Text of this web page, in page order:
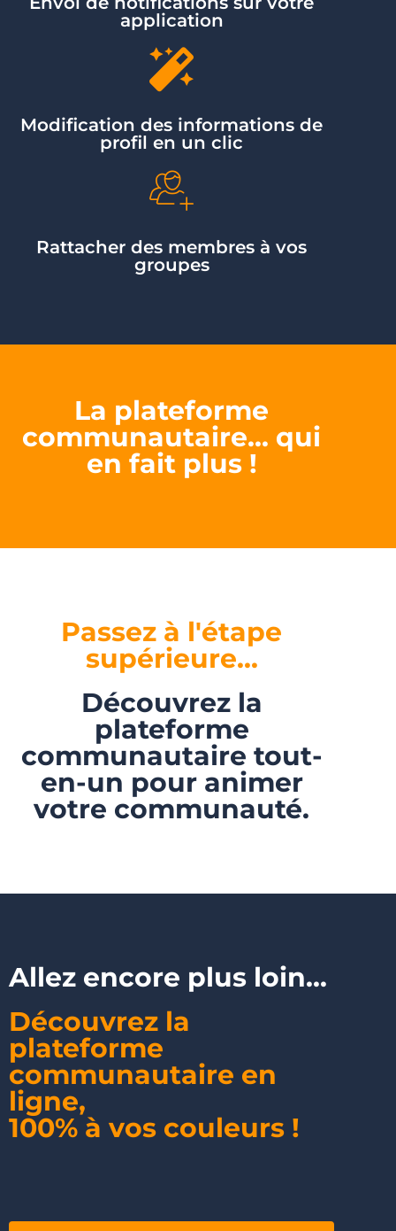
application
Modification des informations de
profil en un clic
Rattacher des membres à vos
groupes
La plateforme
communautaire... qui
en fait plus !
Passez à l'étape
supérieure...
Découvrez la
plateforme
communautaire tout-
en-un pour animer
votre communauté.
Allez encore plus loin...
Découvrez la
plateforme
communautaire en
ligne,
100% à vos couleurs !